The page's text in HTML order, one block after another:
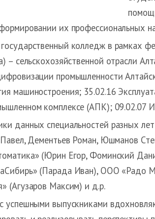
их профессиональных
колледж в рамках
– сельскохозяйственной отрасли
промышленности
машиностроения; 35.02.16
комплексе (АПК); 09.02.07
данных специальностей разных
Павел, Дементьев Роман, Юшманов
(Юрин Егор, Фоминский
(Парада Иван), ООО «Радо
(Агузаров Максим) и д.р.
успешными выпускниками